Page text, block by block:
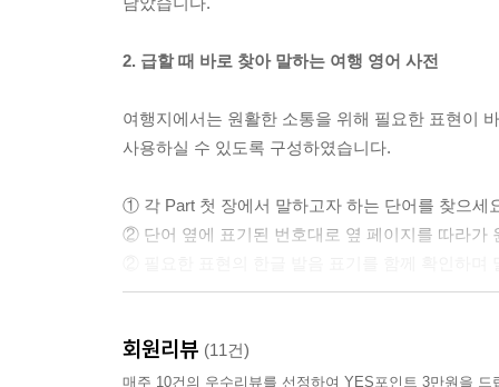
2. 급할 때 바로 찾아 말하는 여행 영어 사전
여행지에서는 원활한 소통을 위해 필요한 표현이
사용하실 수 있도록 구성하였습니다.
① 각 Part 첫 장에서 말하고자 하는 단어를 찾으세
② 단어 옆에 표기된 번호대로 옆 페이지를 따라가
여행 상황별로 겪을 수 있는 위급상황에 대한 표
회원리뷰 (11건)
매주 10건의 우수리뷰를 선정하여 YES포인트 3만원을 드